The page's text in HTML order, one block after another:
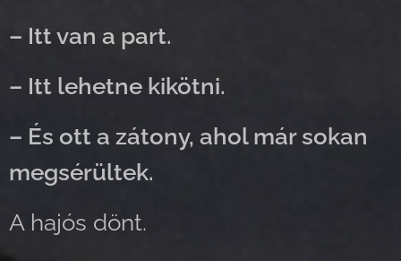
– Itt van a part.
– Itt lehetne kikötni.
– És ott a zátony, ahol már sokan
megsérültek.
A hajós dönt.